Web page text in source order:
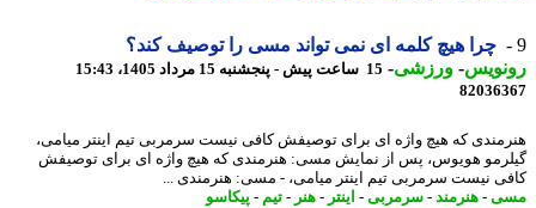
چرا هیچ کلمه ای نمی تواند مسی را توصیف کند؟
-ورزشی-15 ساعت پیش - پنجشنبه 15 مرداد 1405، 15:43
که هیچ واژه ای برای توصیفش کافی نیست سرمربی تیم اینتر میامی،
هویوس، پس از نمایش مسی: هنرمندی که هیچ واژه ای برای توصیفش
نیست سرمربی تیم اینتر میامی، - مسی: هنرمندی ...
-هنرمند-سرمربی- اینتر -هنر-تیم -پیکاسو